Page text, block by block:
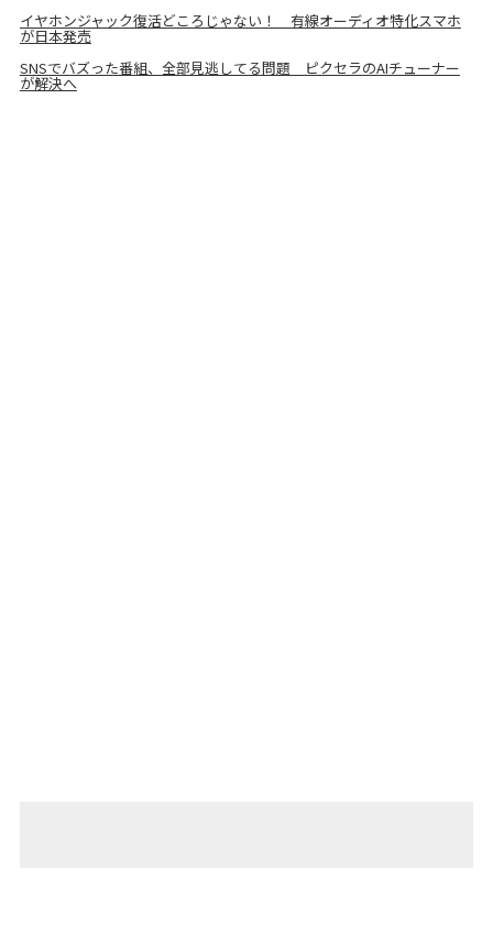
イヤホンジャック復活どころじゃない！ 有線オーディオ特化スマホ
が日本発売
SNSでバズった番組、全部見逃してる問題 ピクセラのAIチューナー
が解決へ